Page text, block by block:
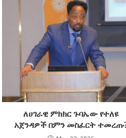
ለሀገራዊ ምክክር ጉባኤው የተለዩ
አጀንዳዎች በምን መስፈርት